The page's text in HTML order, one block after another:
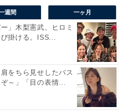
週間 一ヶ月
」木梨憲武、ヒロミ
掛ける。ISS...
をちら見せしたバス
～」「目の表情...